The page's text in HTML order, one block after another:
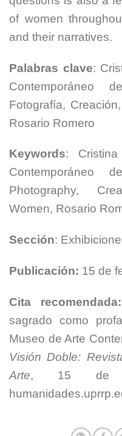
of women
and their narratives.
Palabras clave:
Contemporáneo
Fotografía,
Rosario Romero
Keywords:
Contemporáneo
Photography,
Women, Rosario
Sección:
Publicación: 15 de
Cita recomendada:
sagrado como
Museo de Arte
Visión Doble:
Arte, 15 de